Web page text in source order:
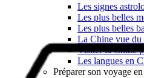
Les signes
Les plus belles
Les plus belles
La Chine vue du
Visiter la Chine
Les langues en
Préparer son voyage